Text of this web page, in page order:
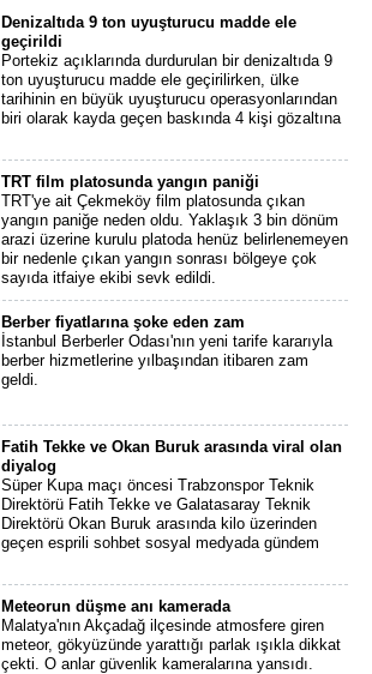
Denizaltıda 9 ton uyuşturucu madde ele
geçirildi
Portekiz açıklarında durdurulan bir denizaltıda 9
ton uyuşturucu madde ele geçirilirken, ülke
tarihinin en büyük uyuşturucu operasyonlarından
biri olarak kayda geçen baskında 4 kişi gözaltına
TRT film platosunda yangın paniği
TRT'ye ait Çekmeköy film platosunda çıkan
yangın paniğe neden oldu. Yaklaşık 3 bin dönüm
arazi üzerine kurulu platoda henüz belirlenemeyen
bir nedenle çıkan yangın sonrası bölgeye çok
sayıda itfaiye ekibi sevk edildi.
Berber fiyatlarına şoke eden zam
İstanbul Berberler Odası'nın yeni tarife kararıyla
berber hizmetlerine yılbaşından itibaren zam
geldi.
Fatih Tekke ve Okan Buruk arasında viral olan
diyalog
Süper Kupa maçı öncesi Trabzonspor Teknik
Direktörü Fatih Tekke ve Galatasaray Teknik
Direktörü Okan Buruk arasında kilo üzerinden
geçen esprili sohbet sosyal medyada gündem
Meteorun düşme anı kamerada
Malatya'nın Akçadağ ilçesinde atmosfere giren
meteor, gökyüzünde yarattığı parlak ışıkla dikkat
çekti. O anlar güvenlik kameralarına yansıdı.